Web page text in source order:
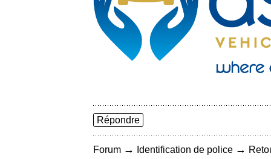
Répondre
Forum → Identification de police →